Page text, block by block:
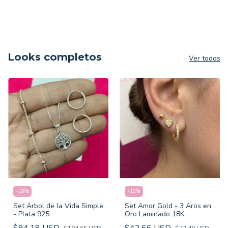
Looks completos Ver todos
-10%
Set Árbol de la Vida Simple
- Plata 925
-10%
Set Amor Gold - 3 Aros en
Oro Laminado 18K